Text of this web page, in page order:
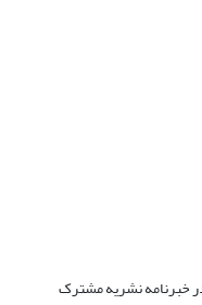
خبرنامه نشریه مشترک